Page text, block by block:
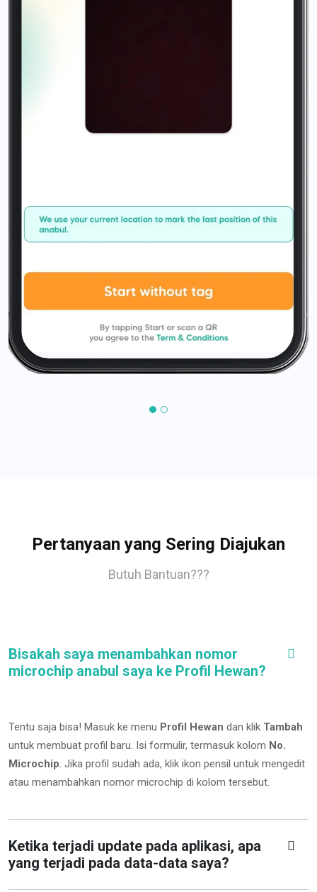
Pertanyaan yang Sering Diajukan
Butuh Bantuan???
Bisakah saya menambahkan nomor
microchip anabul saya ke Profil Hewan?
Tentu saja bisa! Masuk ke menu Profil Hewan dan klik Tambah
untuk membuat profil baru. Isi formulir, termasuk kolom No.
Microchip. Jika profil sudah ada, klik ikon pensil untuk mengedit
atau menambahkan nomor microchip di kolom tersebut.
Ketika terjadi update pada aplikasi, apa
yang terjadi pada data-data saya?